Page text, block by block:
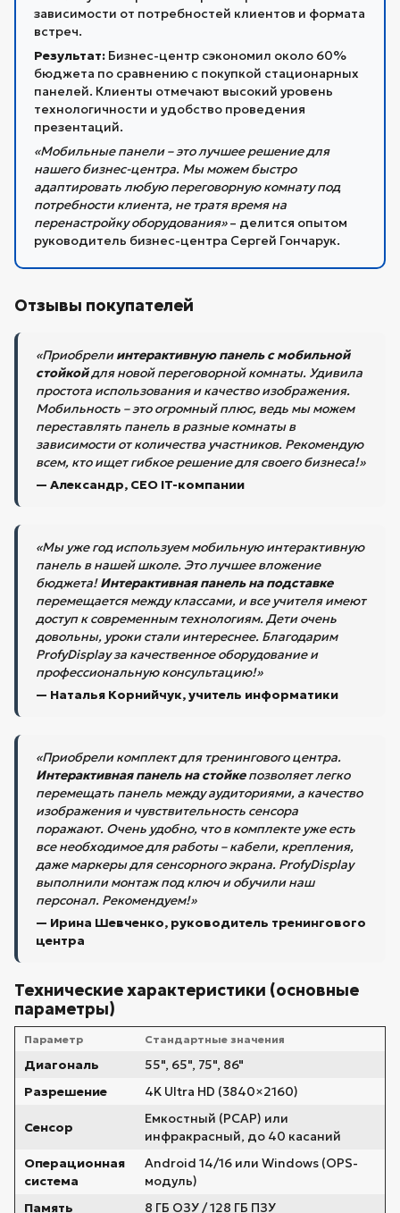
зависимости от потребностей клиентов и формата
встреч.
Результат: Бизнес-центр сэкономил около 60%
бюджета по сравнению с покупкой стационарных
панелей. Клиенты отмечают высокий уровень
технологичности и удобство проведения
презентаций.
«Мобильные панели – это лучшее решение для
нашего бизнес-центра. Мы можем быстро
адаптировать любую переговорную комнату под
потребности клиента, не тратя время на
перенастройку оборудования»– делится опытом
руководитель бизнес-центра Сергей Гончарук.
Отзывы покупателей
«Приобрелиинтерактивную панель с мобильной
стойкойдля новой переговорной комнаты. Удивила
простота использования и качество изображения.
Мобильность – это огромный плюс, ведь мы можем
переставлять панель в разные комнаты в
зависимости от количества участников. Рекомендую
всем, кто ищет гибкое решение для своего бизнеса!»
— Александр, CEO IT-компании
«Мы уже год используем мобильную интерактивную
панель в нашей школе. Это лучшее вложение
бюджета!Интерактивная панель на подставке
перемещается между классами, и все учителя имеют
доступ к современным технологиям. Дети очень
довольны, уроки стали интереснее. Благодарим
ProfyDisplay за качественное оборудование и
профессиональную консультацию!»
— Наталья Корнийчук, учитель информатики
«Приобрели комплект для тренингового центра.
Интерактивная панель на стойкепозволяет легко
перемещать панель между аудиториями, а качество
изображения и чувствительность сенсора
поражают. Очень удобно, что в комплекте уже есть
все необходимое для работы – кабели, крепления,
даже маркеры для сенсорного экрана. ProfyDisplay
выполнили монтаж под ключ и обучили наш
персонал. Рекомендуем!»
— Ирина Шевченко, руководитель тренингового
центра
Технические характеристики (основные
параметры)
Параметр Стандартные значения
Диагональ
55", 65", 75", 86"
Разрешение
4K Ultra HD (3840×2160)
Сенсор
Емкостный (PCAP) или
инфракрасный, до 40 касаний
Операционная
система
Android 14/16 или Windows (OPS-
модуль)
Память
8 ГБ ОЗУ / 128 ГБ ПЗУ